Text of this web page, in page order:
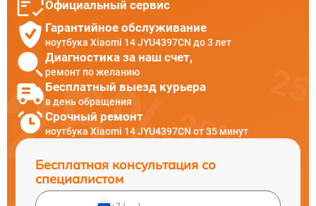
Официальный сервис
Гарантийное обслуживание
ноутбука Xiaomi 14 JYU4397CN до 3 лет
Диагностика за наш счет,
ремонт по желанию
Бесплатный выезд курьера
в день обращения
Срочный ремонт
ноутбука Xiaomi 14 JYU4397CN от 35 минут
Бесплатная консультация со
специалистом